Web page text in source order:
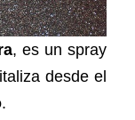
, es un spray
desde el
.